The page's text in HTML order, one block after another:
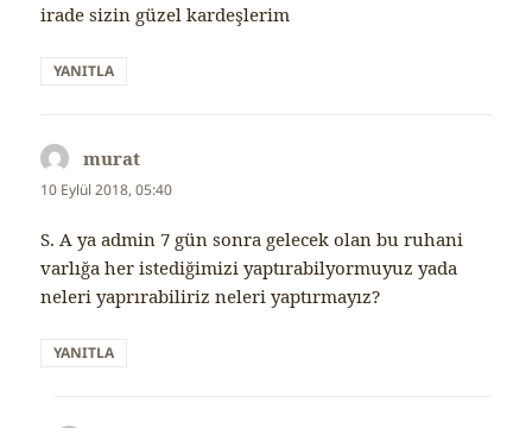
irade sizin güzel kardeşlerim
YANITLA
murat
ki:
10 Eylül 2018, 05:40
S. A ya admin 7 gün sonra gelecek olan bu ruhani
varlığa her istediğimizi yaptırabilyormuyuz yada
neleri yaprırabiliriz neleri yaptırmayız?
YANITLA